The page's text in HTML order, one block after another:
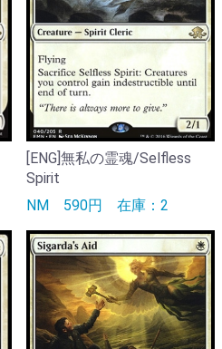
[ENG]無私の霊魂/Selfless
Spirit
NM 590円 在庫：2